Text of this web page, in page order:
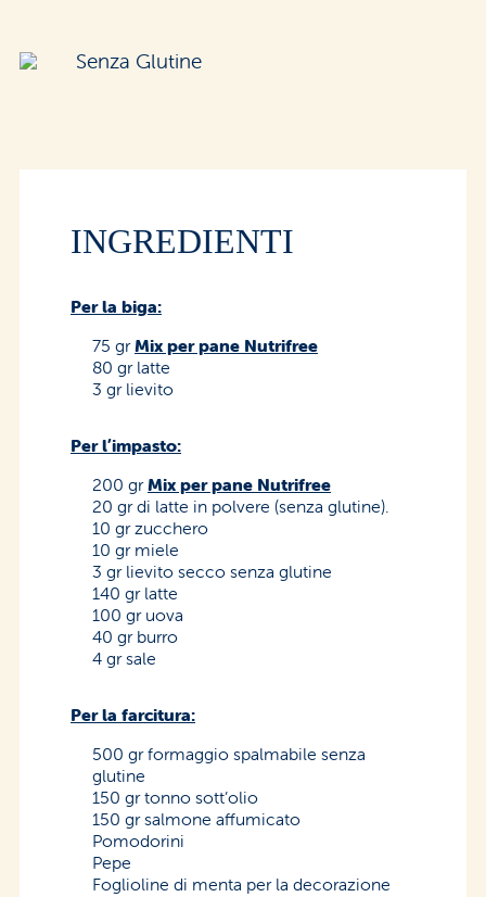
Senza Glutine
INGREDIENTI
Per la biga:
75 grMix per pane Nutrifree
80 gr latte
3 gr lievito
Per l’impasto:
200 grMix per pane Nutrifree
20 gr di latte in polvere (senza glutine).
10 gr zucchero
10 gr miele
3 gr lievito secco senza glutine
140 gr latte
100 gr uova
40 gr burro
4 gr sale
Per la farcitura:
500 gr formaggio spalmabile senza
glutine
150 gr tonno sott’olio
150 gr salmone affumicato
Pomodorini
Pepe
Foglioline di menta per la decorazione